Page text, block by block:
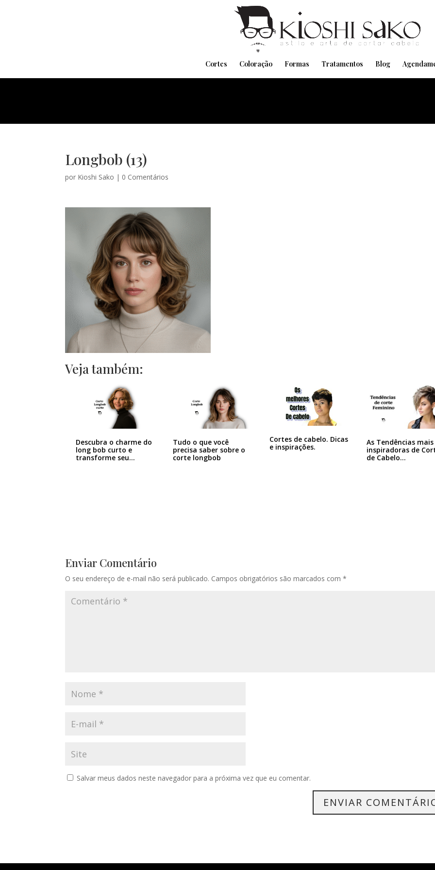
Cortes Coloração Formas Tratamentos Blog
Longbob (13)
por Kioshi Sako | 0 Comentários
Veja também:
Descubra o charme do
long bob curto e
transforme seu…
Tudo o que você
precisa saber sobre o
corte longbob
Cortes de cabelo. Dicas
e inspirações.
As Tendências mais
inspiradoras de
de Cabelo…
Enviar Comentário
O seu endereço de e-mail não será publicado. Campos obrigatórios são marcados com*
Salvar meus dados neste navegador para a próxima vez que eu comentar.
Pensando em transformar seu Visual??
Agende pelo Whatsapp